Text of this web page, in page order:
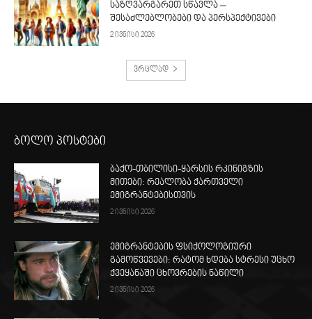
საზღვარგარეთ სწავლა –
შესაძლებლობები და პერსპექტივები
2 ივნისი 2026
ვრცლად
ბოლო პოსტები
ბაქო-თბილისი-ყარსის რკინიგზის
მითები: რეალობა ქართველი
ემიგრანტებისთვის
2 ივნისი 2026
ემიგრანტების ფსიქოლოგიური
გამოწვევები: რატომ ხდება სტრესი უცხო
ქვეყანაში ცხოვრების ნაწილი
2 ივნისი 2026